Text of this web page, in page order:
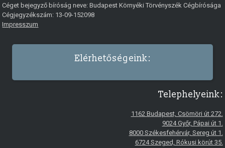
Céget bejegyző bíróság neve: Budapest Környéki Törvényszék Cégbírósága
Cégjegyzékszám: 13-09-152098
Impresszum
Elérhetőségeink:
Telephelyeink:
1162 Budapest, Csömöri út 272.
9024 Győr, Pápai út 1.
8000 Székesfehérvár, Sereg út 1.
6724 Szeged, Rókusi körút 35.